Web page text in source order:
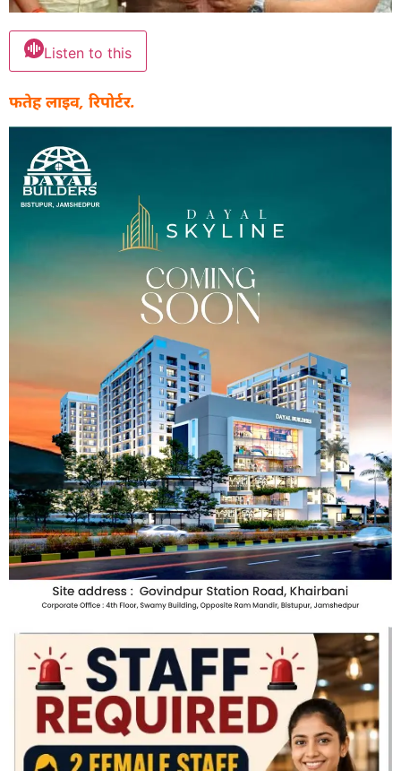
Listen to this
फतेह लाइव, रिपोर्टर.